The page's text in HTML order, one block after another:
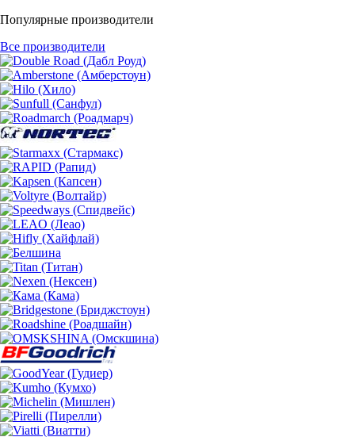
Популярные производители
Все производители